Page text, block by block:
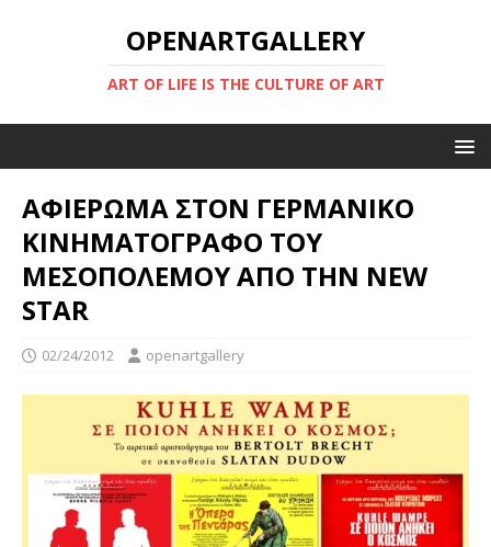
OPENARTGALLERY
ART OF LIFE IS THE CULTURE OF ART
ΑΦΙΕΡΩΜΑ ΣΤΟΝ ΓΕΡΜΑΝΙΚΟ
ΚΙΝΗΜΑΤΟΓΡΑΦΟ ΤΟΥ
ΜΕΣΟΠΟΛΕΜΟΥ ΑΠΟ ΤΗΝ NEW
STAR
02/24/2012 openartgallery